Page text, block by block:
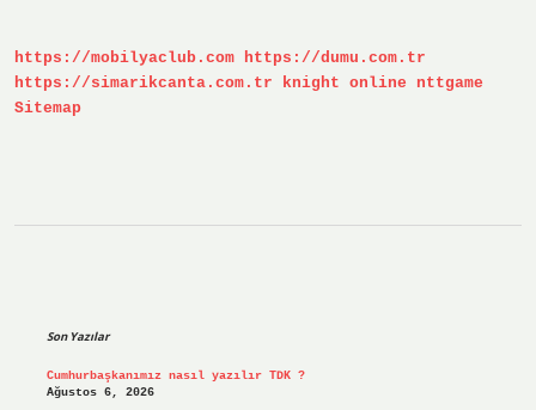
https://mobilyaclub.com https://dumu.com.tr
https://simarikcanta.com.tr
knight online
nttgame
Sitemap
Son Yazılar
Cumhurbaşkanımız nasıl yazılır TDK ?
Ağustos 6, 2026